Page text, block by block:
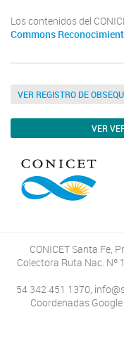
Los contenidos del
Commons
VER REGISTRO DE
VER
CONICET Santa Fe,
Colectora Ruta Nac. Nº
54 342 451 1370,
Coordenadas Google